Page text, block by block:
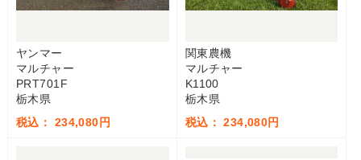
ヤンマー
マルチャー
PRT701F
栃木県
税込： 234,080円
関東農機
マルチャー
K1100
栃木県
税込： 234,080円